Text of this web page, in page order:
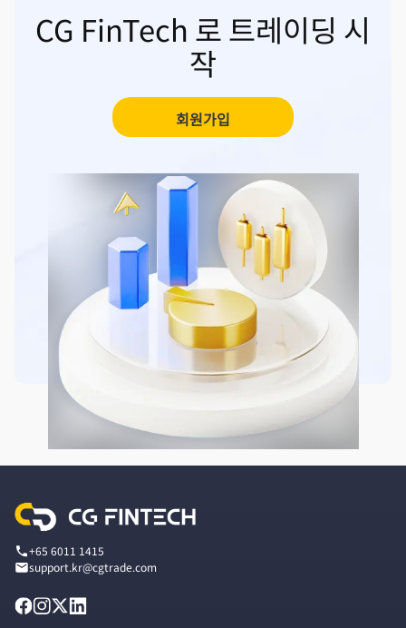
CG FinTech 로 트레이딩 시
작
회원가입
+65 6011 1415
support.kr@cgtrade.com